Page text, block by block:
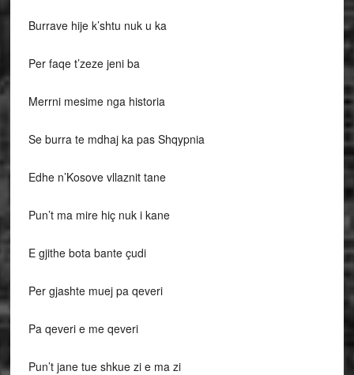
Burrave hije k’shtu nuk u ka
Per faqe t’zeze jeni ba
Merrni mesime nga historia
Se burra te mdhaj ka pas Shqypnia
Edhe n’Kosove vllaznit tane
Pun’t ma mire hiç nuk i kane
E gjithe bota bante çudi
Per gjashte muej pa qeveri
Pa qeveri e me qeveri
Pun’t jane tue shkue zi e ma zi